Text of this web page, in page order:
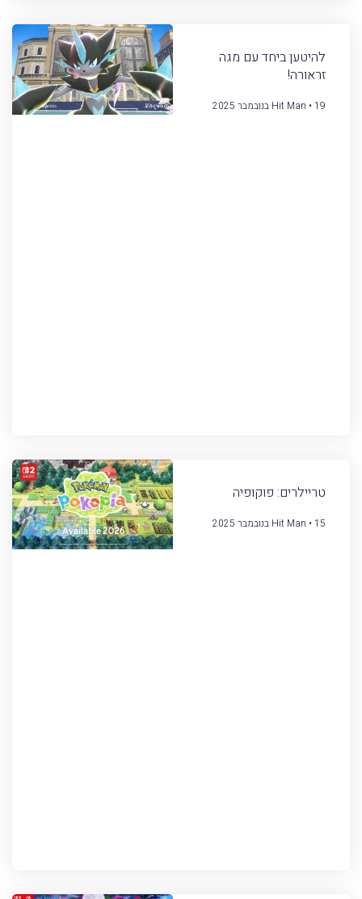
להיטען ביחד עם מגה
זראורה!
Hit Man 19 בנובמבר 2025
טריילרים: פוקופיה
Hit Man 15 בנובמבר 2025